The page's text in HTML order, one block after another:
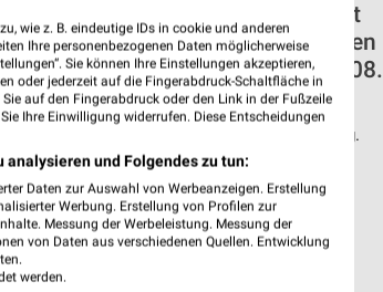
❯
Sonderpreis Baumarkt
Prospekt für Gemünden
(Main) ab Sa. den 08.08.
Unsere Wochen-Knaller!
Gültig von 08. Aug. bis 14. Aug.
📅 Kalendereintrag erstellen
PROSPEKT BLÄTTERN
wie z. B. eindeutige IDs in cookie und anderen
Ihre personenbezogenen Daten möglicherweise
Sie können Ihre Einstellungen akzeptieren,
oder jederzeit auf die Fingerabdruck-Schaltfläche in
auf den Fingerabdruck oder den Link in der Fußzeile
Ihre Einwilligung widerrufen. Diese Entscheidungen
analysieren und Folgendes zu tun:
Daten zur Auswahl von Werbeanzeigen. Erstellung
Werbung. Erstellung von Profilen zur
Messung der Werbeleistung. Messung der
von Daten aus verschiedenen Quellen. Entwicklung
werden.